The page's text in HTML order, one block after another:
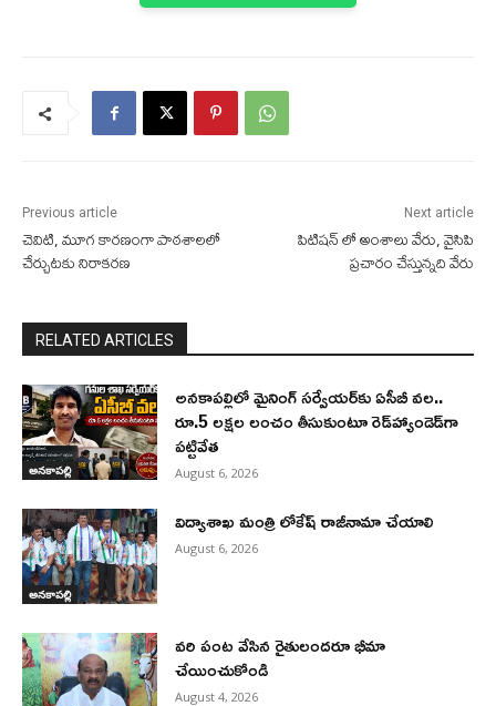
Previous article
చెవిటి, మూగ కారణంగా పాఠశాలలో
చేర్చుటకు నిరాకరణ
Next article
పిటిషన్ లో అంశాలు వేరు, వైసిపి
ప్రచారం చేస్తున్నది వేరు
RELATED ARTICLES
అనకాపల్లి
అనకాపల్లిలో మైనింగ్ సర్వేయర్‌కు ఏసీబీ వల..
రూ.5 లక్షల లంచం తీసుకుంటూ రెడ్‌హ్యాండెడ్‌గా
పట్టివేత
August 6, 2026
అనకాపల్లి
విద్యాశాఖ మంత్రి లోకేష్ రాజీనామా చేయాలి
August 6, 2026
వరి పంట వేసిన రైతులందరూ భీమా
చేయించుకోండి
August 4, 2026